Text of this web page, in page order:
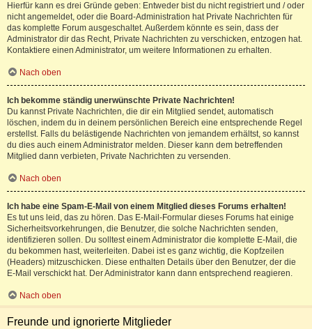
Hierfür kann es drei Gründe geben: Entweder bist du nicht registriert und / oder
nicht angemeldet, oder die Board-Administration hat Private Nachrichten für
das komplette Forum ausgeschaltet. Außerdem könnte es sein, dass der
Administrator dir das Recht, Private Nachrichten zu verschicken, entzogen hat.
Kontaktiere einen Administrator, um weitere Informationen zu erhalten.
Nach oben
Ich bekomme ständig unerwünschte Private Nachrichten!
Du kannst Private Nachrichten, die dir ein Mitglied sendet, automatisch
löschen, indem du in deinem persönlichen Bereich eine entsprechende Regel
erstellst. Falls du belästigende Nachrichten von jemandem erhältst, so kannst
du dies auch einem Administrator melden. Dieser kann dem betreffenden
Mitglied dann verbieten, Private Nachrichten zu versenden.
Nach oben
Ich habe eine Spam-E-Mail von einem Mitglied dieses Forums erhalten!
Es tut uns leid, das zu hören. Das E-Mail-Formular dieses Forums hat einige
Sicherheitsvorkehrungen, die Benutzer, die solche Nachrichten senden,
identifizieren sollen. Du solltest einem Administrator die komplette E-Mail, die
du bekommen hast, weiterleiten. Dabei ist es ganz wichtig, die Kopfzeilen
(Headers) mitzuschicken. Diese enthalten Details über den Benutzer, der die
E-Mail verschickt hat. Der Administrator kann dann entsprechend reagieren.
Nach oben
Freunde und ignorierte Mitglieder